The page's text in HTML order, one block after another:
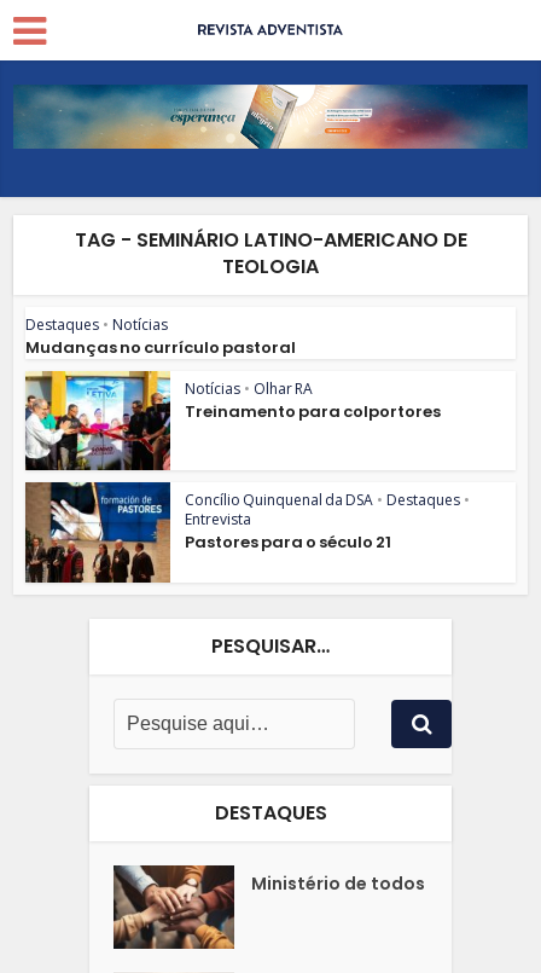
TAG - SEMINÁRIO LATINO-AMERICANO DE
TEOLOGIA
Destaques • Notícias
Mudanças no currículo pastoral
Notícias • Olhar RA
Treinamento para colportores
Concílio Quinquenal da DSA • Destaques •
Entrevista
Pastores para o século 21
PESQUISAR…
DESTAQUES
Ministério de todos